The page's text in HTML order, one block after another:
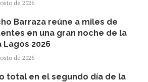
de 2026
Barraza reúne a miles de
en una gran noche de la
Lagos 2026
de 2026
total en el segundo día de la